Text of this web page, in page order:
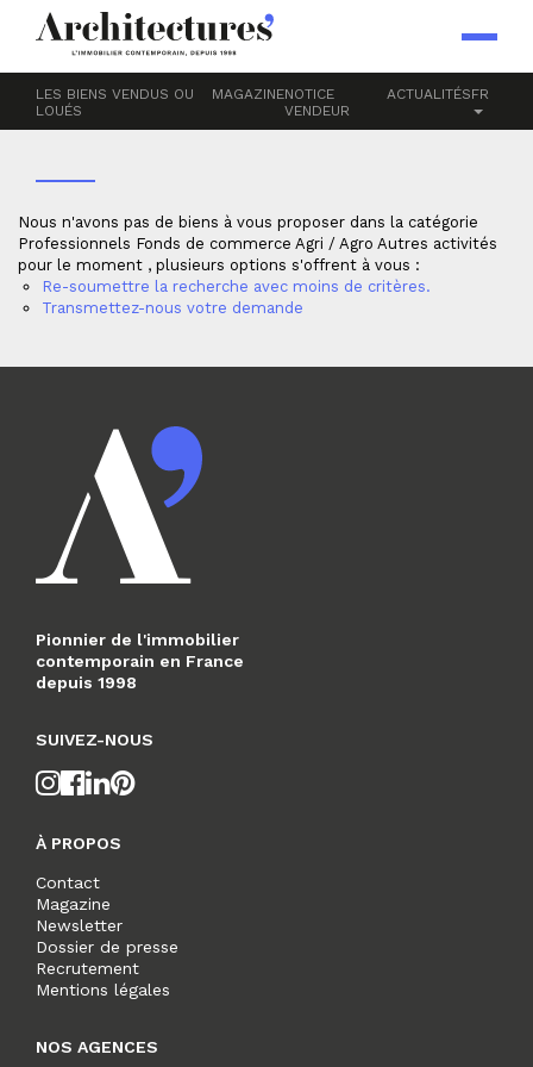
LES BIENS VENDUS OU
LOUÉS
MAGAZINENOTICE
VENDEUR
ACTUALITÉSFR
Accueil Professionnels
AUTRES ACTIVITÉS
Nous n'avons pas de biens à vous proposer dans la catégorie
Professionnels Fonds de commerce Agri / Agro Autres activités
pour le moment , plusieurs options s'offrent à vous :
Re-soumettre la recherche avec moins de critères.
Transmettez-nous votre demande
Pionnier de l'immobilier
contemporain en France
depuis 1998
SUIVEZ-NOUS
À PROPOS
Contact
Magazine
Newsletter
Dossier de presse
Recrutement
Mentions légales
NOS AGENCES